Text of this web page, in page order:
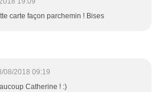
carte façon parchemin ! Bises
08/2018 09:19
Catherine ! :)